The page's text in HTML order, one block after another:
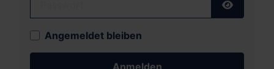
Angemeldet bleiben
Anmelden